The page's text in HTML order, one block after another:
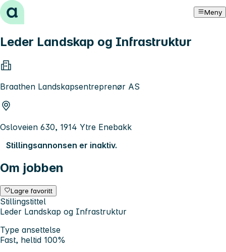
Hopp til innhold Meny
Leder Landskap og Infrastruktur
Braathen Landskapsentreprenør AS
Osloveien 630, 1914 Ytre Enebakk
Stillingsannonsen er inaktiv.
Om jobben
Lagre favoritt
Stillingstittel
Leder Landskap og Infrastruktur
Type ansettelse
Fast, heltid 100%